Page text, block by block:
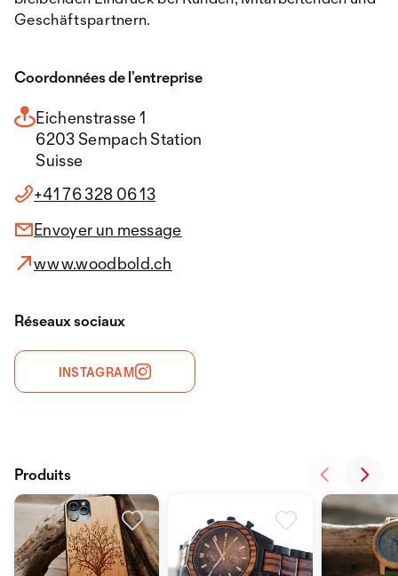
Geschäftspartnern.
Coordonnées de l’entreprise
Eichenstrasse 1
6203 Sempach Station
Suisse
+41 76 328 06 13
Envoyer un message
www.woodbold.ch
Réseaux sociaux
INSTAGRAM
Produits